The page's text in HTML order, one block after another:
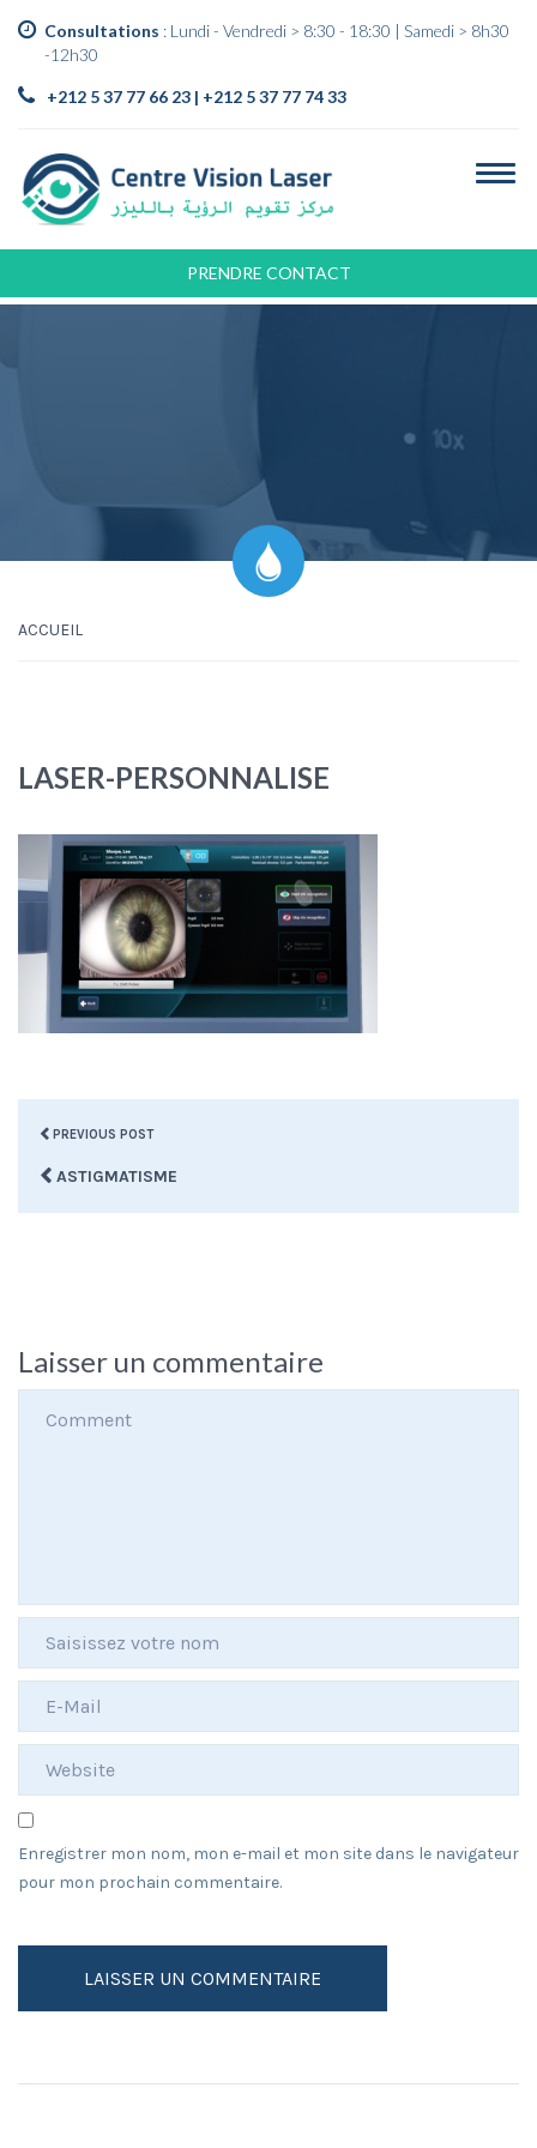
Consultations : Lundi - Vendredi > 8:30 - 18:30 | Samedi > 8h30
-12h30
+212 5 37 77 66 23 | +212 5 37 77 74 33
PRENDRE CONTACT
ACCUEIL
LASER-PERSONNALISE
PREVIOUS POST
ASTIGMATISME
Laisser un commentaire
Enregistrer mon nom, mon e-mail et mon site dans le navigateur
pour mon prochain commentaire.